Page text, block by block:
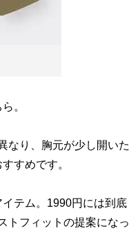
。
なり、胸元が少し開いた
すめです。
テム。1990円には到底
トフィットの提案になっ